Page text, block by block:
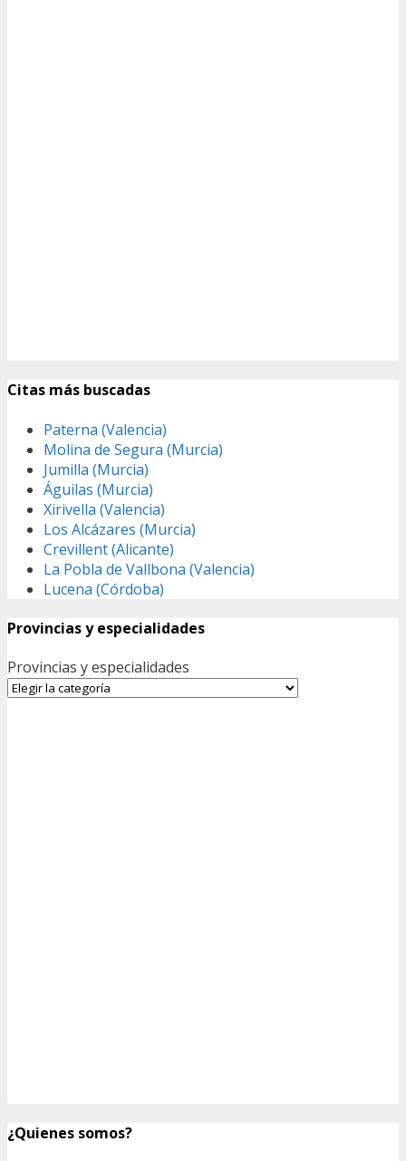
Citas más buscadas
Paterna (Valencia)
Molina de Segura (Murcia)
Jumilla (Murcia)
Águilas (Murcia)
Xirivella (Valencia)
Los Alcázares (Murcia)
Crevillent (Alicante)
La Pobla de Vallbona (Valencia)
Lucena (Córdoba)
Provincias y especialidades
Provincias y especialidades
¿Quienes somos?